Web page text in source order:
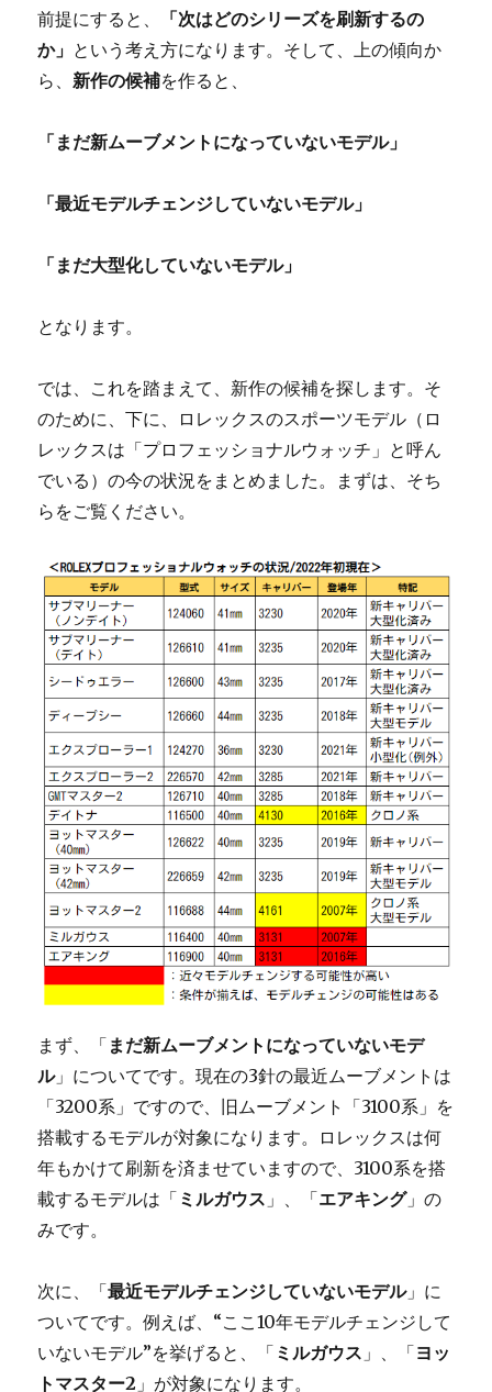
前提にすると、
「次はどのシリーズを刷新するの
か」 という考え方になります。そして、上の傾向か
ら、 新作の候補を作ると、
「まだ新ムーブメントになっていないモデル」
「最近モデルチェンジしていないモデル」
「まだ大型化していないモデル」
となります。
では、これを踏まえて、新作の候補を探します。そ
のために、下に、ロレックスのスポーツモデル（ロ
レックスは「プロフェッショナルウォッチ」と呼ん
でいる）の今の状況をまとめました。まずは、そち
らをご覧ください。
まず、「 まだ新ムーブメントになっていないモデ
ル」についてです。現在の3針の最近ムーブメントは
「3200系」ですので、旧ムーブメント「3100系」を
搭載するモデルが対象になります。ロレックスは何
年もかけて刷新を済ませていますので、3100系を搭
載するモデルは「 ミルガウス 」、「エアキング」の
みです。
次に、「最近モデルチェンジしていないモデル」に
ついてです。例えば、“ここ10年モデルチェンジして
いないモデル”を挙げると、「 ミルガウス 」、「ヨッ
トマスター2 」が対象になります。